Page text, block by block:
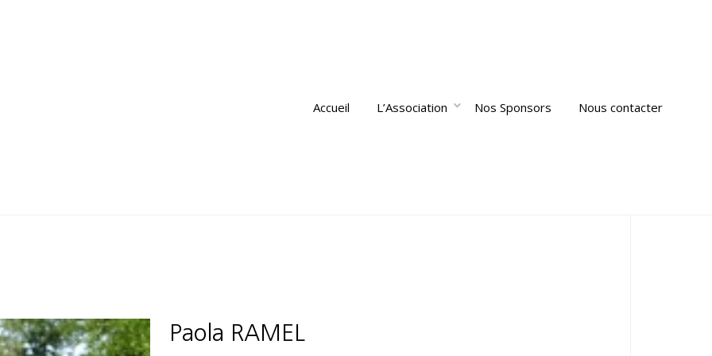
Accueil L’Association Nos Sponsors Nous contacter
Paola RAMEL